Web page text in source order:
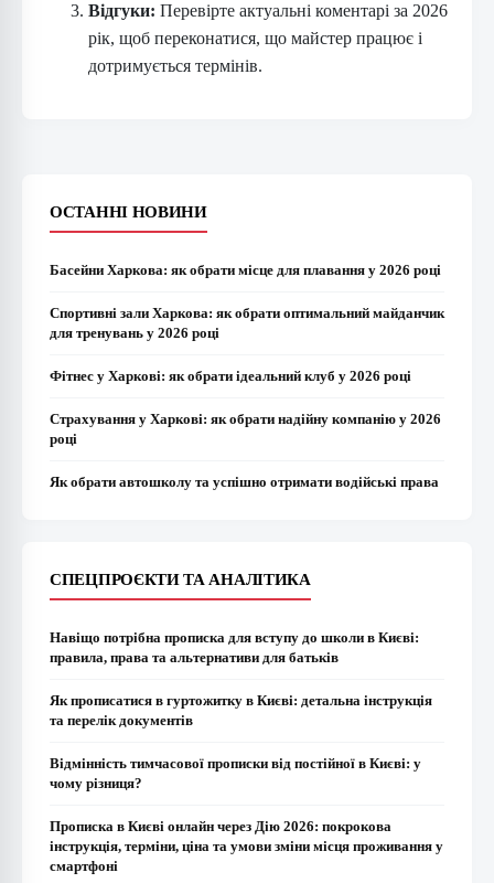
Відгуки: Перевірте актуальні коментарі за 2026
рік, щоб переконатися, що майстер працює і
дотримується термінів.
ОСТАННІ НОВИНИ
Басейни Харкова: як обрати місце для плавання у 2026 році
Спортивні зали Харкова: як обрати оптимальний майданчик
для тренувань у 2026 році
Фітнес у Харкові: як обрати ідеальний клуб у 2026 році
Страхування у Харкові: як обрати надійну компанію у 2026
році
Як обрати автошколу та успішно отримати водійські права
СПЕЦПРОЄКТИ ТА АНАЛІТИКА
Навіщо потрібна прописка для вступу до школи в Києві:
правила, права та альтернативи для батьків
Як прописатися в гуртожитку в Києві: детальна інструкція
та перелік документів
Відмінність тимчасової прописки від постійної в Києві: у
чому різниця?
Прописка в Києві онлайн через Дію 2026: покрокова
інструкція, терміни, ціна та умови зміни місця проживання у
смартфоні